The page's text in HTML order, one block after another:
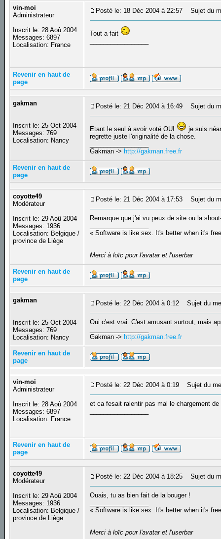
vin-moi
Administrateur
Inscrit le: 28 Aoû 2004
Messages: 6897
Localisation: France
Posté le: 18 Déc 2004 à 22:57 Sujet du
Tout a fait
Revenir en haut de
page
gakman
Inscrit le: 25 Oct 2004
Messages: 769
Localisation: Nancy
Posté le: 21 Déc 2004 à 16:49 Sujet du
Etant le seul à avoir voté OUI
je suis
regrette juste l'originalité de la chose.
Gakman -> http://gakman.free.fr
Revenir en haut de
page
coyotte49
Modérateur
Inscrit le: 29 Aoû 2004
Messages: 1936
Localisation: Belgique /
province de Liège
Posté le: 21 Déc 2004 à 17:53 Sujet du
Remarque que j'ai vu peux de site ou la
« Software is like sex. It's better when it's
Merci à loïc pour l'avatar et l'userbar
Revenir en haut de
page
gakman
Inscrit le: 25 Oct 2004
Messages: 769
Localisation: Nancy
Posté le: 22 Déc 2004 à 0:12 Sujet du
Oui c'est vrai. C'est amusant surtout, mais
Gakman -> http://gakman.free.fr
Revenir en haut de
page
vin-moi
Administrateur
Inscrit le: 28 Aoû 2004
Messages: 6897
Localisation: France
Posté le: 22 Déc 2004 à 0:19 Sujet du
et ca fesait ralentir pas mal le chargement de
Revenir en haut de
page
coyotte49
Modérateur
Inscrit le: 29 Aoû 2004
Messages: 1936
Localisation: Belgique /
province de Liège
Posté le: 22 Déc 2004 à 18:25 Sujet du
Ouais, tu as bien fait de la bouger !
« Software is like sex. It's better when it's
Merci à loïc pour l'avatar et l'userbar